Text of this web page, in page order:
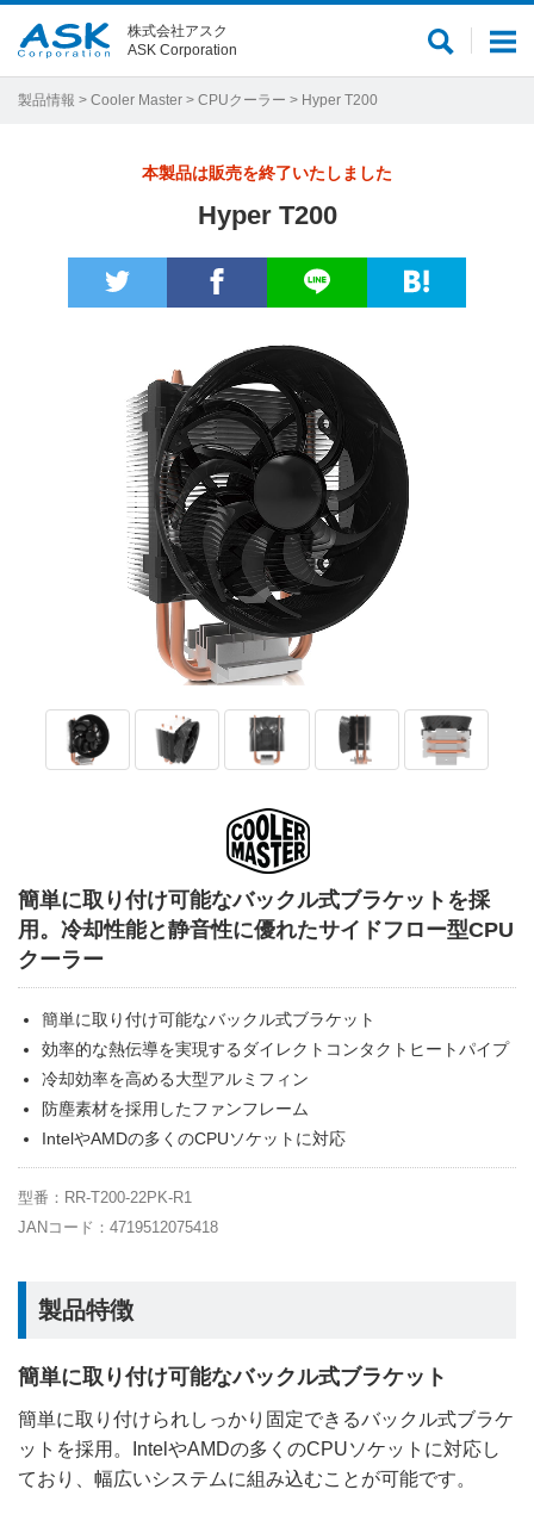
メ
サ
株式会社アスク
ASK Corporation
製品情報 > Cooler Master > CPUクーラー > Hyper T200
本製品は販売を終了いたしました
Hyper T200
簡単に取り付け可能なバックル式ブラケットを採
用。冷却性能と静音性に優れたサイドフロー型CPU
クーラー
簡単に取り付け可能なバックル式ブラケット
効率的な熱伝導を実現するダイレクトコンタクトヒートパイプ
冷却効率を高める大型アルミフィン
防塵素材を採用したファンフレーム
IntelやAMDの多くのCPUソケットに対応
型番：RR-T200-22PK-R1
JANコード：4719512075418
製品特徴
簡単に取り付け可能なバックル式ブラケット
簡単に取り付けられしっかり固定できるバックル式ブラケ
ットを採用。IntelやAMDの多くのCPUソケットに対応し
ており、幅広いシステムに組み込むことが可能です。